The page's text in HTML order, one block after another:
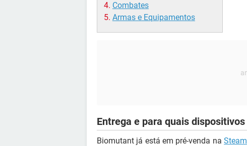
Combates
Armas e Equipamentos
Entrega e para quais dispositivos
Biomutant já está em pré-venda naSteam